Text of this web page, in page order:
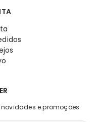
e promoções